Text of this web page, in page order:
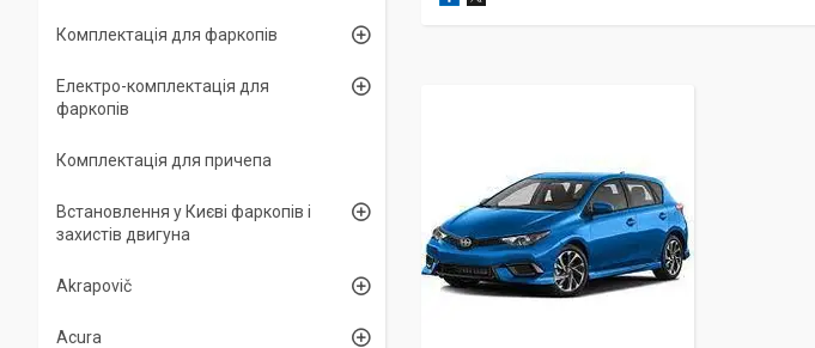
Комплектація для фаркопів
Електро-комплектація для
фаркопів
Комплектація для причепа
Встановлення у Києві фаркопів і
захистів двигуна
Akrapovič
Acura